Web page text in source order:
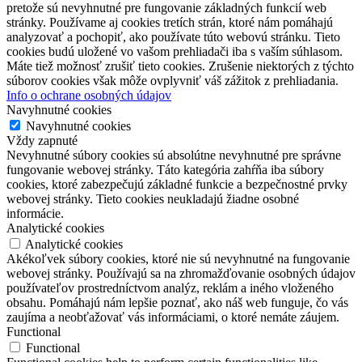
pretože sú nevyhnutné pre fungovanie základných funkcií web
stránky. Používame aj cookies tretích strán, ktoré nám pomáhajú
analyzovať a pochopiť, ako používate túto webovú stránku. Tieto
cookies budú uložené vo vašom prehliadači iba s vaším súhlasom.
Máte tiež možnosť zrušiť tieto cookies. Zrušenie niektorých z týchto
súborov cookies však môže ovplyvniť váš zážitok z prehliadania.
Info o ochrane osobných údajov
Navyhnutné cookies
Navyhnutné cookies
Vždy zapnuté
Nevyhnutné súbory cookies sú absolútne nevyhnutné pre správne
fungovanie webovej stránky. Táto kategória zahŕňa iba súbory
cookies, ktoré zabezpečujú základné funkcie a bezpečnostné prvky
webovej stránky. Tieto cookies neukladajú žiadne osobné
informácie.
Analytické cookies
Analytické cookies
Akékoľvek súbory cookies, ktoré nie sú nevyhnutné na fungovanie
webovej stránky. Používajú sa na zhromažďovanie osobných údajov
používateľov prostredníctvom analýz, reklám a iného vloženého
obsahu. Pomáhajú nám lepšie poznať, ako náš web funguje, čo vás
zaujíma a neobťažovať vás informáciami, o ktoré nemáte záujem.
Functional
Functional